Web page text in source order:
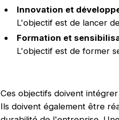
Innovation et
L'objectif est de lancer
Formation et
L'objectif est de former
Ces objectifs doivent
Ils doivent également être